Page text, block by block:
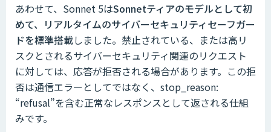
あわせて、Sonnet 5はSonnetティアのモデルとして初
めて、リアルタイムのサイバーセキュリティセーフガー
ドを標準搭載しました。禁止されている、または高リ
スクとされるサイバーセキュリティ関連のリクエスト
に対しては、応答が拒否される場合があります。この拒
否は通信エラーとしてではなく、stop_reason:
“refusal”を含む正常なレスポンスとして返される仕組
みです。